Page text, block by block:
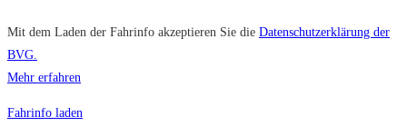
Mit dem Laden der Fahr­info ak­zep­tie­ren Sie die Daten­schutz­er­klärung der
BVG.
Mehr erfahren
Fahrinfo laden